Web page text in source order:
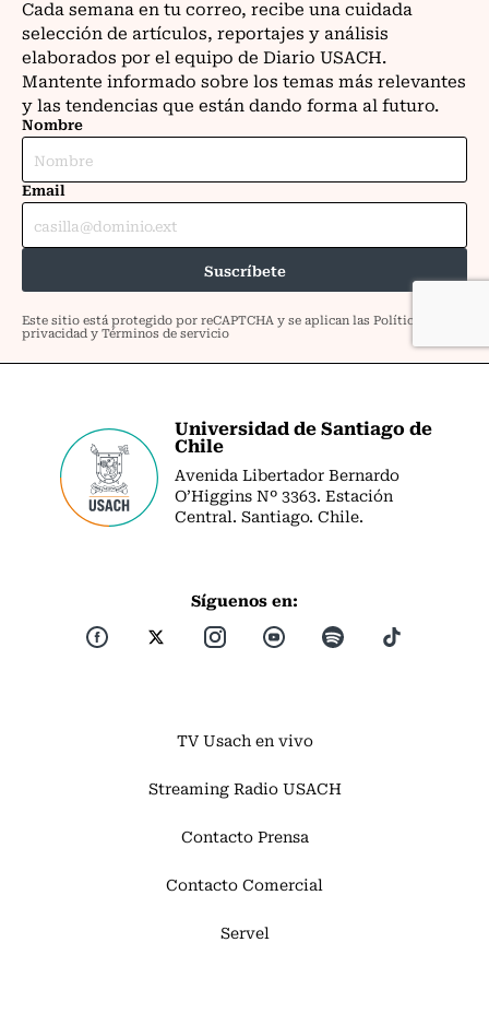
Universidad de Santiago de
Chile
Avenida Libertador Bernardo
O’Higgins Nº 3363. Estación
Central. Santiago. Chile.
Síguenos en:
TV Usach en vivo
Streaming Radio USACH
Contacto Prensa
Contacto Comercial
Servel